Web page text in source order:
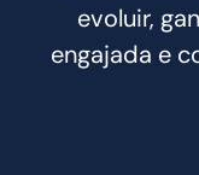
evoluir,
engajada e